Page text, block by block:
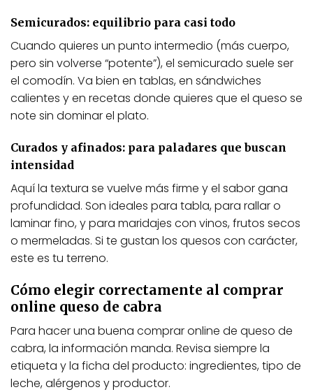
Semicurados: equilibrio para casi todo
Cuando quieres un punto intermedio (más cuerpo,
pero sin volverse “potente”), el semicurado suele ser
el comodín. Va bien en tablas, en sándwiches
calientes y en recetas donde quieres que el queso se
note sin dominar el plato.
Curados y afinados: para paladares que buscan
intensidad
Aquí la textura se vuelve más firme y el sabor gana
profundidad. Son ideales para tabla, para rallar o
laminar fino, y para maridajes con vinos, frutos secos
o mermeladas. Si te gustan los quesos con carácter,
este es tu terreno.
Cómo elegir correctamente al comprar
online queso de cabra
Para hacer una buena comprar online de queso de
cabra, la información manda. Revisa siempre la
etiqueta y la ficha del producto: ingredientes, tipo de
leche, alérgenos y productor.